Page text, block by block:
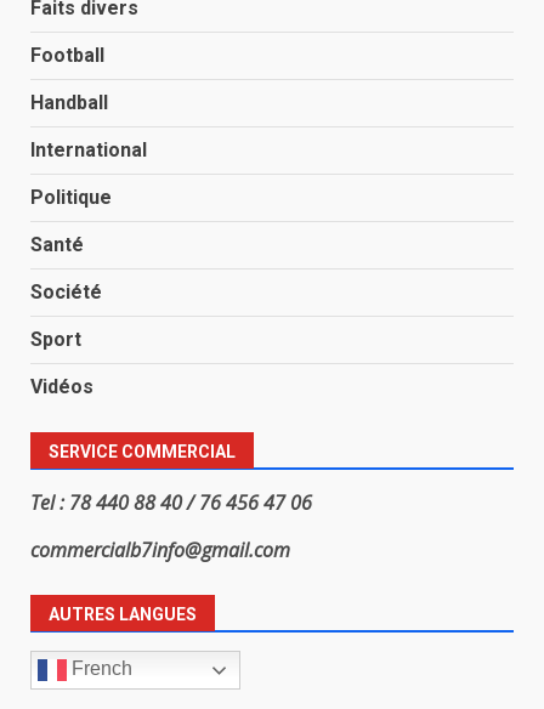
Faits divers
Football
Handball
International
Politique
Santé
Société
Sport
Vidéos
SERVICE COMMERCIAL
Tel : 78 440 88 40 / 76 456 47 06
commercialb7info@gmail.com
AUTRES LANGUES
French